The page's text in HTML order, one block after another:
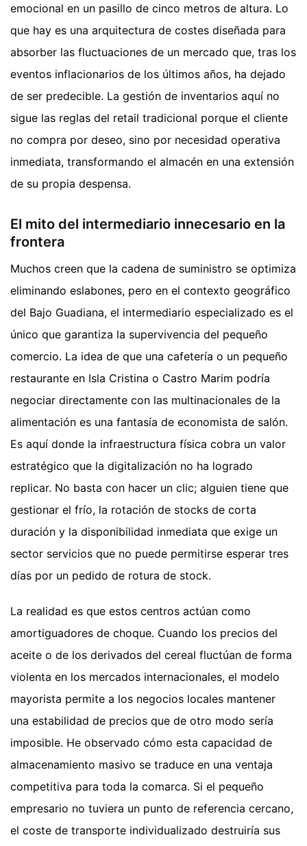
emocional en un pasillo de cinco metros de altura. Lo
que hay es una arquitectura de costes diseñada para
absorber las fluctuaciones de un mercado que, tras los
eventos inflacionarios de los últimos años, ha dejado
de ser predecible. La gestión de inventarios aquí no
sigue las reglas del retail tradicional porque el cliente
no compra por deseo, sino por necesidad operativa
inmediata, transformando el almacén en una extensión
de su propia despensa.
El mito del intermediario innecesario en la
frontera
Muchos creen que la cadena de suministro se optimiza
eliminando eslabones, pero en el contexto geográfico
del Bajo Guadiana, el intermediario especializado es el
único que garantiza la supervivencia del pequeño
comercio. La idea de que una cafetería o un pequeño
restaurante en Isla Cristina o Castro Marim podría
negociar directamente con las multinacionales de la
alimentación es una fantasía de economista de salón.
Es aquí donde la infraestructura física cobra un valor
estratégico que la digitalización no ha logrado
replicar. No basta con hacer un clic; alguien tiene que
gestionar el frío, la rotación de stocks de corta
duración y la disponibilidad inmediata que exige un
sector servicios que no puede permitirse esperar tres
días por un pedido de rotura de stock.
La realidad es que estos centros actúan como
amortiguadores de choque. Cuando los precios del
aceite o de los derivados del cereal fluctúan de forma
violenta en los mercados internacionales, el modelo
mayorista permite a los negocios locales mantener
una estabilidad de precios que de otro modo sería
imposible. He observado cómo esta capacidad de
almacenamiento masivo se traduce en una ventaja
competitiva para toda la comarca. Si el pequeño
empresario no tuviera un punto de referencia cercano,
el coste de transporte individualizado destruiría sus